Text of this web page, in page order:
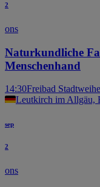
2
ons
Naturkundliche
Menschenhand
14:30Freibad
Leutkirch im Allgäu,
sep
2
ons